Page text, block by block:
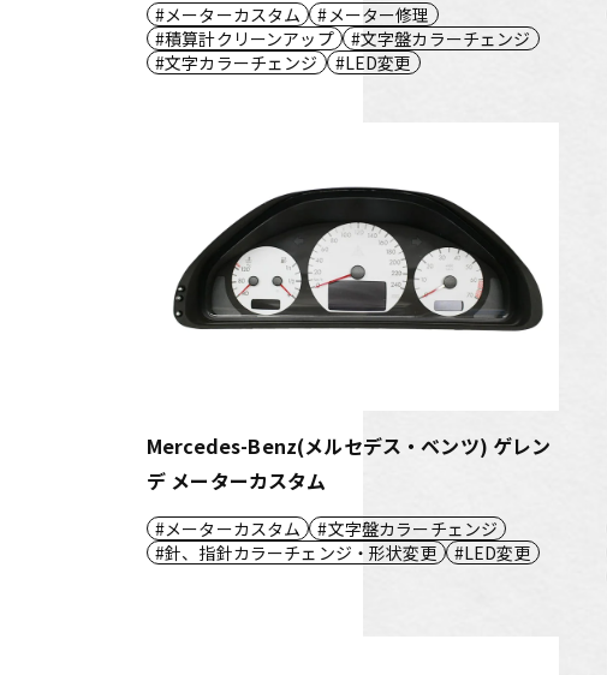
メーターカスタム
メーター修理
積算計クリーンアップ
文字盤カラーチェンジ
文字カラーチェンジ
LED変更
Mercedes-Benz(メルセデス・ベンツ) ゲレン
デ メーターカスタム
メーターカスタム
文字盤カラーチェンジ
針、指針カラーチェンジ・形状変更
LED変更